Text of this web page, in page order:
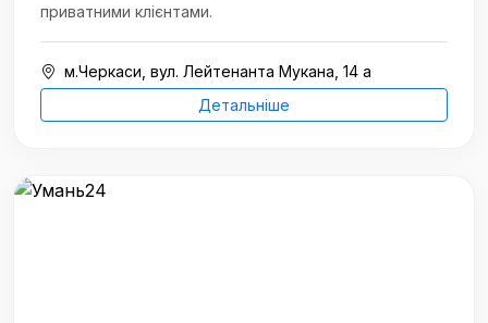
приватними клієнтами.
м.Черкаси, вул. Лейтенанта Мукана, 14 а
Детальніше